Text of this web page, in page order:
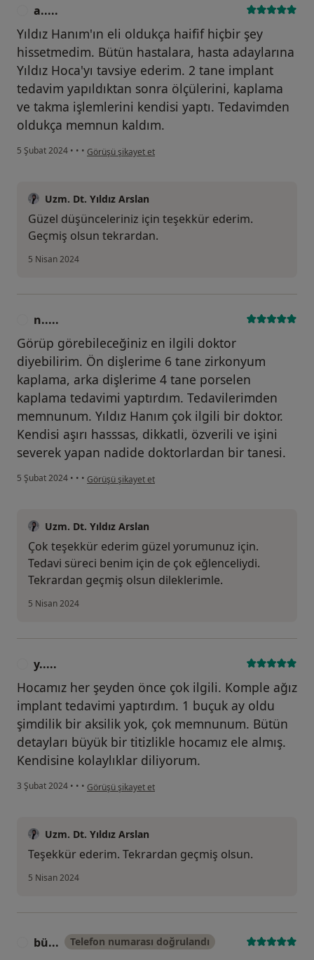
a.....
Yıldız Hanım'ın eli oldukça haifif hiçbir şey
hissetmedim. Bütün hastalara, hasta adaylarına
Yıldız Hoca'yı tavsiye ederim. 2 tane implant
tedavim yapıldıktan sonra ölçülerini, kaplama
ve takma işlemlerini kendisi yaptı. Tedavimden
oldukça memnun kaldım.
5 Şubat 2024 • • • kullanıcının görüşüne göre a.....
Görüşü şikayet et
Uzm. Dt. Yıldız Arslan
Güzel düşünceleriniz için teşekkür ederim.
Geçmiş olsun tekrardan.
5 Nisan 2024
n.....
Görüp görebileceğiniz en ilgili doktor
diyebilirim. Ön dişlerime 6 tane zirkonyum
kaplama, arka dişlerime 4 tane porselen
kaplama tedavimi yaptırdım. Tedavilerimden
memnunum. Yıldız Hanım çok ilgili bir doktor.
Kendisi aşırı hasssas, dikkatli, özverili ve işini
severek yapan nadide doktorlardan bir tanesi.
5 Şubat 2024 • • • kullanıcının görüşüne göre n.....
Görüşü şikayet et
Uzm. Dt. Yıldız Arslan
Çok teşekkür ederim güzel yorumunuz için.
Tedavi süreci benim için de çok eğlenceliydi.
Tekrardan geçmiş olsun dileklerimle.
5 Nisan 2024
y.....
Hocamız her şeyden önce çok ilgili. Komple ağız
implant tedavimi yaptırdım. 1 buçuk ay oldu
şimdilik bir aksilik yok, çok memnunum. Bütün
detayları büyük bir titizlikle hocamız ele almış.
Kendisine kolaylıklar diliyorum.
3 Şubat 2024 • • • kullanıcının görüşüne göre y.....
Görüşü şikayet et
Uzm. Dt. Yıldız Arslan
Teşekkür ederim. Tekrardan geçmiş olsun.
5 Nisan 2024
bü... Telefon numarası doğrulandı